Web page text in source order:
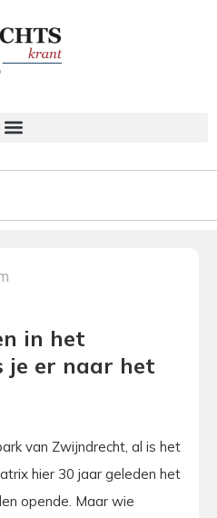
in het
je er naar het
van Zwijndrecht, al is het
hier 30 jaar geleden het
opende. Maar wie